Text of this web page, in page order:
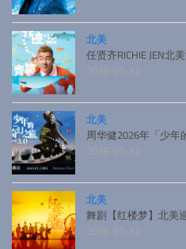
北美
任贤齐RICHIE JEN北
2026-07-12
北美
周华健2026年「少年
2026-07-12
北美
舞剧【红楼梦】北美
2026-07-12